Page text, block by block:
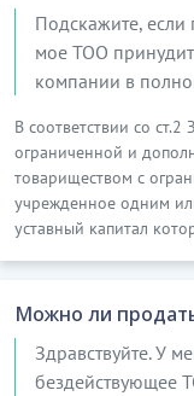
Подскажите,
мое ТОО
компании в
В соответствии со
ограниченной и
товариществом с
учрежденное одним
уставный капитал
Можно ли
Здравствуйте. У
бездействующее